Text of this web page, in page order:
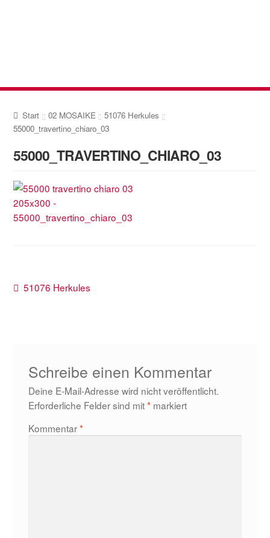
Start 02 MOSAIKE
51076 Herkules
55000_travertino_chiaro_03
55000_TRAVERTINO_CHIARO_03
Beitragsnavigation
Vorheriger
51076 Herkules
Schreibe einen Kommentar
Deine E-Mail-Adresse wird nicht veröffentlicht.
Erforderliche Felder sind mit* markiert
Kommentar*